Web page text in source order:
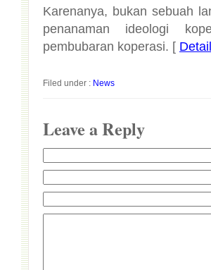
Karenanya, bukan sebuah
penanaman ideologi
pembubaran koperasi. [ Detail
Filed under : News
Leave a Reply